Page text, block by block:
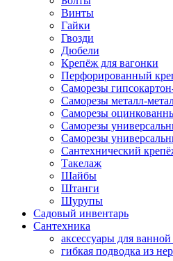
Винты
Гайки
Гвозди
Дюбели
Крепёж для вагонки
Перфорированный
Саморезы
Саморезы металл-
Саморезы
Саморезы
Саморезы
Сантехнический
Такелаж
Шайбы
Штанги
Шурупы
Садовый инвентарь
Сантехника
аксессуары для
гибкая подводка из